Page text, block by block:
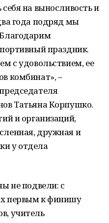
на выносливость и
года подряд мы
праздник.
с удовольствием, ее
комбинат», –
Татьяна Корпушко.
и организаций,
дружная и
у отдела
не подвели: с
первым к финишу
учитель